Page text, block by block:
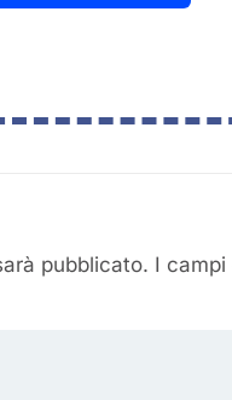
pubblicato. I